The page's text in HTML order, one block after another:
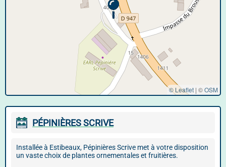
© Leaflet | ©OSM
PÉPINIÈRES SCRIVE
Installée à Estibeaux, Pépinières Scrive met à votre disposition
un vaste choix de plantes ornementales et fruitières.